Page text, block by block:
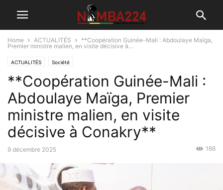
Home ACTUALITÉS
**Coopération Guinée-Mali : Abdoulaye Maïga,
Premier ministre malien, en visite décisive à...
ACTUALITÉS Société
**Coopération Guinée-Mali :
Abdoulaye Maïga, Premier
ministre malien, en visite
décisive à Conakry**
9 décembre 2025 166